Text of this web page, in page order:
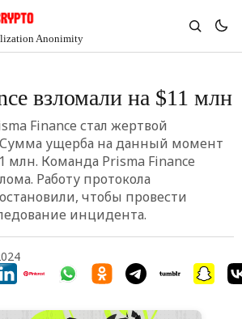
Anonimity
взломали на $11 млн
Finance стал жертвой
Сумма ущерба на данный момент
млн. Команда Prisma Finance
Работу протокола
чтобы провести
инцидента.